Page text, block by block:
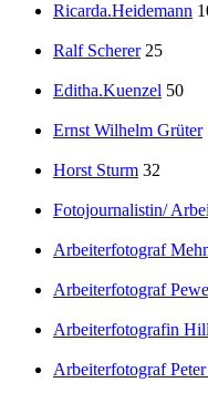
Ricarda.Heidemann
Ralf Scherer 25
Editha.Kuenzel 50
Ernst Wilhelm Grüter
Horst Sturm 32
Fotojournalistin/
Arbeiterfotograf
Arbeiterfotograf Pewe
Arbeiterfotografin
Arbeiterfotograf